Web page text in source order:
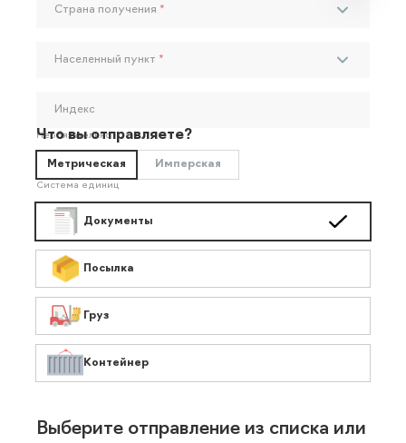
Страна получения *
Населенный пункт *
Индекс
Необязательно
Что вы отправляете?
Метрическая Имперская
Система единиц
Документы
Посылка
Груз
Контейнер
Выберите отправление из списка или